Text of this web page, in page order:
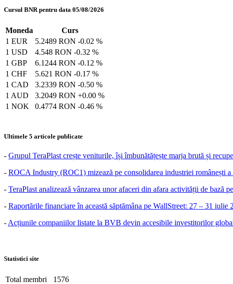
Cursul BNR pentru data 05/08/2026
Moneda
Curs
1 EUR
5.2489 RON -0.02 %
1 USD
4.548 RON -0.32 %
1 GBP
6.1244 RON -0.12 %
1 CHF
5.621 RON -0.17 %
1 CAD
3.2339 RON -0.50 %
1 AUD
3.2049 RON +0.00 %
1 NOK
0.4774 RON -0.46 %
Ultimele 5 articole publicate
- Grupul TeraPlast crește veniturile, își îmbunătățește marja brută și
- ROCA Industry (ROC1) mizează pe consolidarea industriei românești
- TeraPlast analizează vânzarea unor afaceri din afara activității de bază
- Raportările financiare în această săptămâna pe WallStreet: 27 – 31 iulie
- Acțiunile companiilor listate la BVB devin accesibile investitorilor
Statistici site
Total membri 1576